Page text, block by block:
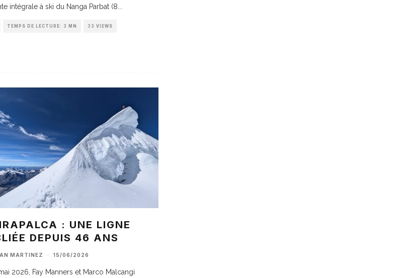
intégrale à ski du Nanga Parbat (8
TEMPS DE LECTURE: 3 MN 33 VIEWS
: UNE LIGNE
DEPUIS 46 ANS
MARTINEZ · 15/06/2026
2026, Fay Manners et Marco Malcangi